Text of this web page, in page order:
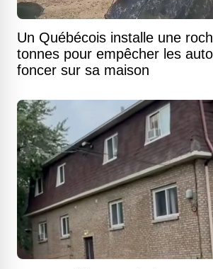
Un Québécois installe une
tonnes pour empêcher les
foncer sur sa maison